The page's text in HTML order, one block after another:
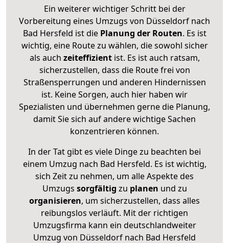
Ein weiterer wichtiger Schritt bei der
Vorbereitung eines Umzugs von Düsseldorf nach
Bad Hersfeld ist diePlanung der Routen. Es ist
wichtig, eine Route zu wählen, die sowohl sicher
als auch zeiteffizientist. Es ist auch ratsam,
sicherzustellen, dass die Route frei von
Straßensperrungen und anderen Hindernissen
ist. Keine Sorgen, auch hier haben wir
Spezialisten und übernehmen gerne die Planung,
damit Sie sich auf andere wichtige Sachen
konzentrieren können.
In der Tat gibt es viele Dinge zu beachten bei
einem Umzug nach Bad Hersfeld. Es ist wichtig,
sich Zeit zu nehmen, um alle Aspekte des
Umzugs sorgfältig zu planen und zu
organisieren, um sicherzustellen, dass alles
reibungslos verläuft. Mit der richtigen
Umzugsfirma kann ein deutschlandweiter
Umzug von Düsseldorf nach Bad Hersfeld